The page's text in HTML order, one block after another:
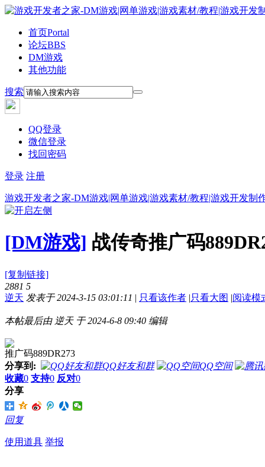
首页Portal
论坛BBS
DM游戏
其他功能
搜索
QQ登录
微信登录
找回密码
登录 注册
游戏开发者之家-DM游戏|网单游戏|游戏素材/教程|游戏开发制
[DM游戏] 战传奇推广码
[复制链接]
2881 5
逆天 发表于 2024-3-15 03:01:11 | 只看该作者 |只看大图 |阅读模
本帖最后由 逆天 于 2024-6-8 09:40 编辑
推广码889DR273
分享到:
QQ好友和群
QQ空间
收藏0 支持0 反对0
分享
回复
使用道具 举报